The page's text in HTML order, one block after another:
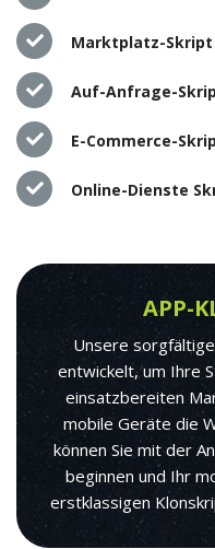
Marktplatz-Skript
Auf-Anfrage-
E-Commerce-
Online-Dienste
APP-
Unsere
entwickelt, um Ihre
einsatzbereiten
mobile Geräte die
können Sie mit der
beginnen und Ihr
erstklassigen